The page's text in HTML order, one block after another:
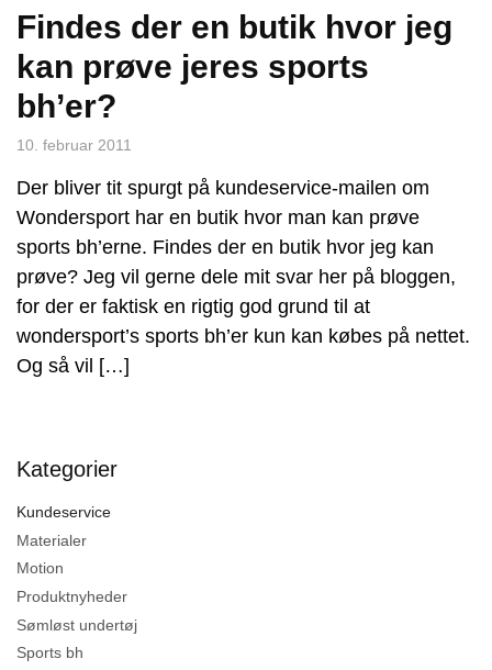
Findes der en butik hvor jeg
kan prøve jeres sports
bh’er?
10. februar 2011
Der bliver tit spurgt på kundeservice-mailen om
Wondersport har en butik hvor man kan prøve
sports bh’erne. Findes der en butik hvor jeg kan
prøve? Jeg vil gerne dele mit svar her på bloggen,
for der er faktisk en rigtig god grund til at
wondersport’s sports bh’er kun kan købes på nettet.
Og så vil […]
Kategorier
Kundeservice
Materialer
Motion
Produktnyheder
Sømløst undertøj
Sports bh